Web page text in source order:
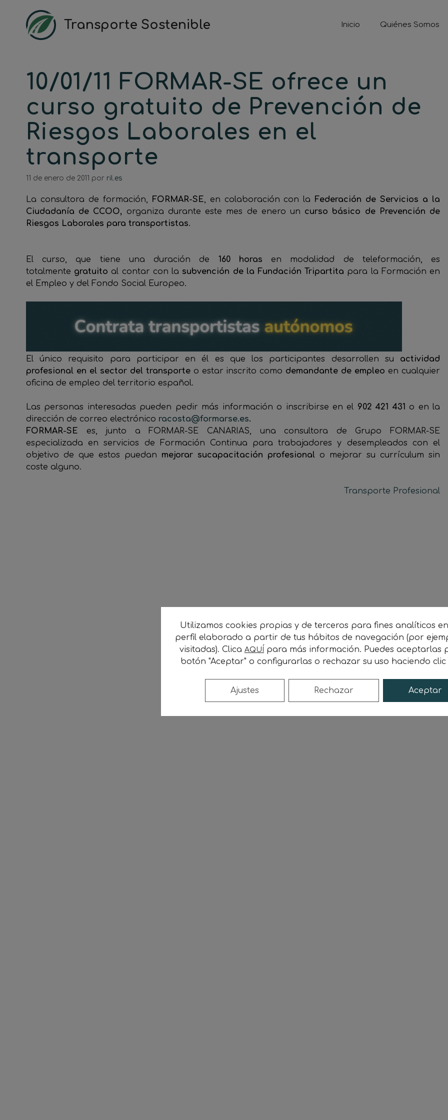
contenido
Transporte Sostenible Inicio Quiénes Somos
10/01/11 FORMAR-SE ofrece un
curso gratuito de Prevención de
Riesgos Laborales en el
transporte
11 de enero de 2011 por ril.es
La consultora de formación, FORMAR-SE, en colaboración con la Federación de Servicios a la
Ciudadanía de CCOO, organiza durante este mes de enero un curso básico de Prevención de
Riesgos Laborales para transportistas.
El curso, que tiene una duración de 160 horas en modalidad de teleformación, es
totalmente gratuito al contar con la subvención de la Fundación Tripartita para la Formación en
el Empleo y del Fondo Social Europeo.
El único requisito para participar en él es que los participantes desarrollen su actividad
profesional en el sector del transporteo estar inscrito como demandante de empleo en cualquier
oficina de empleo del territorio español.
Las personas interesadas pueden pedir más información o inscribirse en el 902 421 431 o en la
dirección de correo electrónico racosta@formarse.es.
FORMAR-SE es, junto a FORMAR-SE CANARIAS, una consultora de Grupo FORMAR-SE
especializada en servicios de Formación Continua para trabajadores y desempleados con el
objetivo de que estos puedan mejorar sucapacitación profesional o mejorar su currículum sin
coste alguno.
Transporte Profesional
Utilizamos cookies propias y de terceros para fines analíticos
perfil elaborado a partir de tus hábitos de navegación (por
visitadas). Clica AQUÍ para más información. Puedes aceptarlas
botón "Aceptar" o configurarlas o rechazar su uso haciendo clic
Aceptar
Rechazar
Ajustes